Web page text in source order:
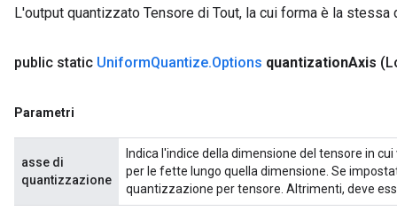
L'output quantizzato Tensore di Tout, la cui forma è la stessa
public static UniformQuantize.Options quantizationAxis
Parametri
asse di
quantizzazione
Indica l'indice della dimensione del tensore in
per le fette lungo quella dimensione. Se
quantizzazione per tensore. Altrimenti, deve